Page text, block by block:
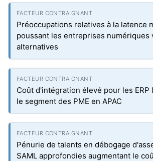
Préoccupations relatives à la latence
poussant les entreprises numériques
alternatives
Coût d'intégration élevé pour les ERP
le segment des PME en APAC
Pénurie de talents en débogage
SAML approfondies augmentant le